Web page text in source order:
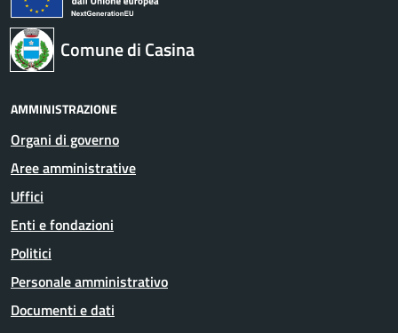
Comune di Casina
AMMINISTRAZIONE
Organi di governo
Aree amministrative
Uffici
Enti e fondazioni
Politici
Personale amministrativo
Documenti e dati